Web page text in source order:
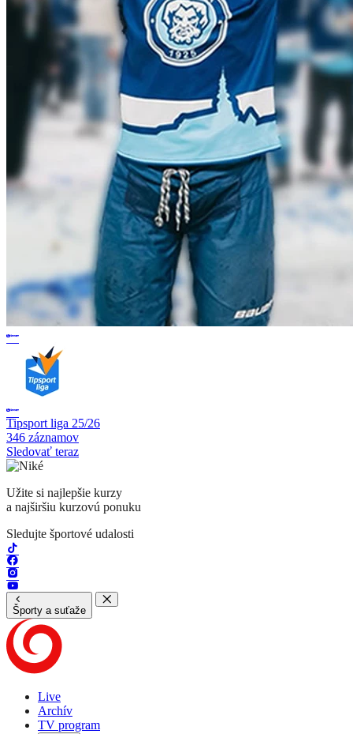
Tipsport liga 25/26
346 záznamov
Sledovať teraz
Užite si najlepšie kurzy
a najširšiu kurzovú ponuku
Sledujte športové udalosti
Športy a suťaže
Live
Archív
TV program